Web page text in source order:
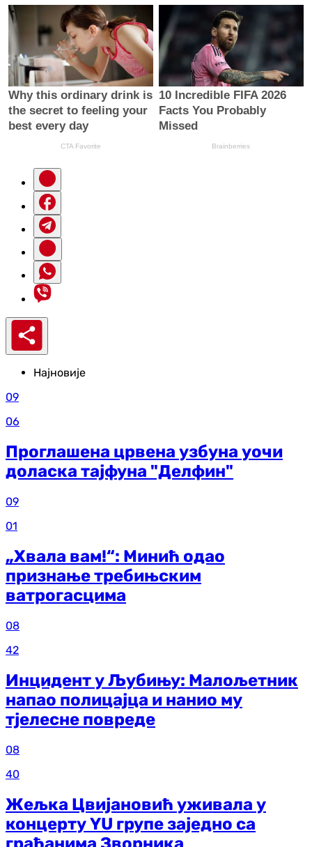
Најновије
09
06
Проглашена црвена узбуна уочи
доласка тајфуна "Делфин"
09
01
„Хвала вам!“: Минић одао
признање требињским
ватрогасцима
08
42
Инцидент у Љубињу: Малољетник
напао полицајца и нанио му
тјелесне повреде
08
40
Жељка Цвијановић уживала у
концерту YU групе заједно са